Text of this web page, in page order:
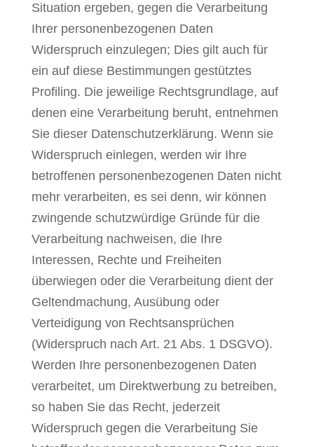
Situation ergeben, gegen die Verarbeitung
Ihrer personenbezogenen Daten
Widerspruch einzulegen; Dies gilt auch für
ein auf diese Bestimmungen gestütztes
Profiling. Die jeweilige Rechtsgrundlage, auf
denen eine Verarbeitung beruht, entnehmen
Sie dieser Datenschutzerklärung. Wenn sie
Widerspruch einlegen, werden wir Ihre
betroffenen personenbezogenen Daten nicht
mehr verarbeiten, es sei denn, wir können
zwingende schutzwürdige Gründe für die
Verarbeitung nachweisen, die Ihre
Interessen, Rechte und Freiheiten
überwiegen oder die Verarbeitung dient der
Geltendmachung, Ausübung oder
Verteidigung von Rechtsansprüchen
(Widerspruch nach Art. 21 Abs. 1 DSGVO).
Werden Ihre personenbezogenen Daten
verarbeitet, um Direktwerbung zu betreiben,
so haben Sie das Recht, jederzeit
Widerspruch gegen die Verarbeitung Sie